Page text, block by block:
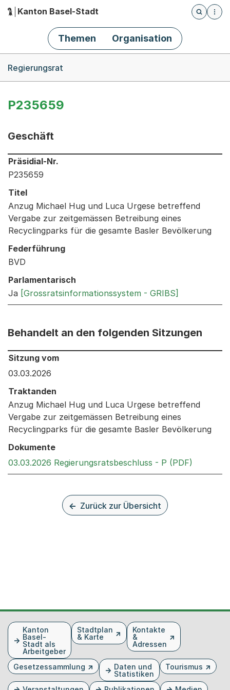
Hauptnavigation
Kanton Basel-Stadt
Öffnet
Themen Organisation
Regierungsrat
P235659
Geschäft
Informationen zum Ausgewählten Geschäft
Präsidial-Nr.
P235659
Titel
Anzug Michael Hug und Luca Urgese betreffend
Vergabe zur zeitgemässen Betreibung eines
Recyclingparks für die gesamte Basler Bevölkerung
Federführung
BVD
Parlamentarisch
Ja [Grossratsinformationssystem - GRIBS]
Behandelt an den folgenden Sitzungen
Behandelt an den folgenden Sitzungen: Informationen
Sitzung vom
03.03.2026
Traktanden
Anzug Michael Hug und Luca Urgese betreffend
Vergabe zur zeitgemässen Betreibung eines
Recyclingparks für die gesamte Basler Bevölkerung
Dokumente
03.03.2026 Regierungsratsbeschluss - P (PDF)
Zurück zur Übersicht
FusszeileKanton
Basel-
Stadt als
Arbeitgeber
Stadtplan
& Karte
Kontakte
&
Adressen
Gesetzessammlung
Daten und
Statistiken
Tourismus